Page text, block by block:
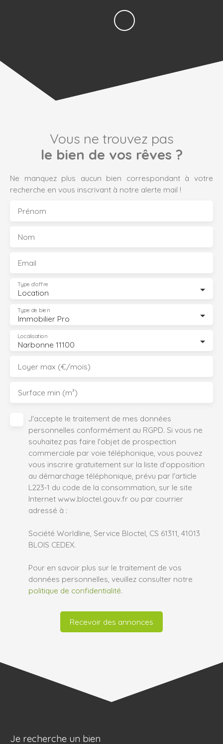
Vous ne trouvez pas
le bien de vos rêves ?
Ne manquez plus aucun bien correspondant à votre
recherche en vous inscrivant à notre alerte mail !
Prénom
Nom
Email
Location
Type d'offre
Immobilier Pro
Type de bien
Narbonne 11100
Localisation
Loyer max (€/mois)
Surface min (m²)
J'accepte le traitement de mes données
personnelles conformément au RGPD. Si vous ne
souhaitez pas faire l'objet de prospection
commerciale par voie téléphonique, vous pouvez
vous inscrire gratuitement sur la liste d'opposition
au démarchage téléphonique, prévu par l'article
L223-1 du code de la consommation, sur le site
Internet www.bloctel.gouv.fr ou par courrier
adressé à :
Société Worldline, Service Bloctel, CS 61311, 41013
BLOIS CEDEX.
Pour en savoir plus sur le traitement de vos
données personnelles, veuillez consulter notre
politique de confidentialité.
Recevoir des annonces
Je recherche un bien